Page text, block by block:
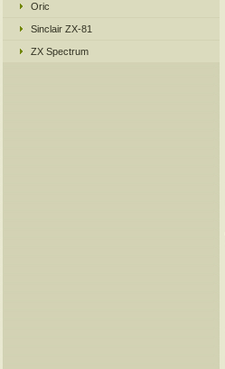
Oric
Sinclair ZX-81
ZX Spectrum